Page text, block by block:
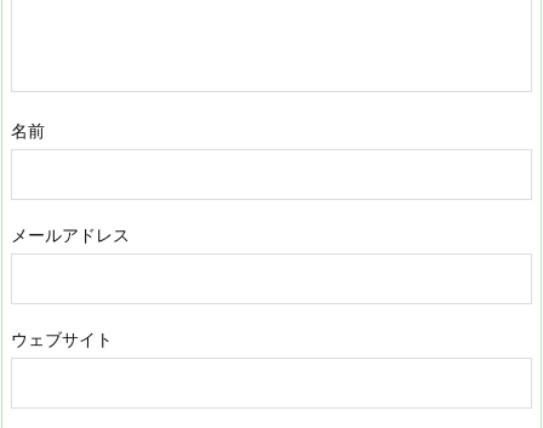
名前
メールアドレス
ウェブサイト